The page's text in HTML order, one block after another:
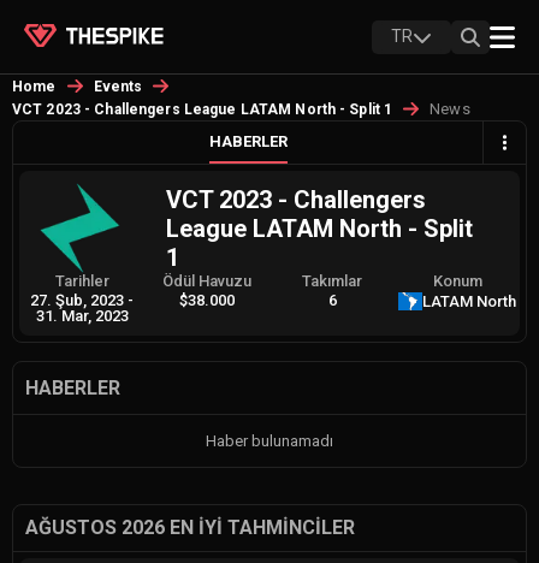
TR
Home
Events
VCT 2023 - Challengers League LATAM North - Split 1
News
HABERLER
VCT 2023 - Challengers
League LATAM North - Split
1
Tarihler
27. Şub, 2023 -
31. Mar, 2023
Ödül Havuzu
$38.000
Takımlar
6
Konum
LATAM North
HABERLER
Haber bulunamadı
AĞUSTOS 2026 EN İYI TAHMINCILER